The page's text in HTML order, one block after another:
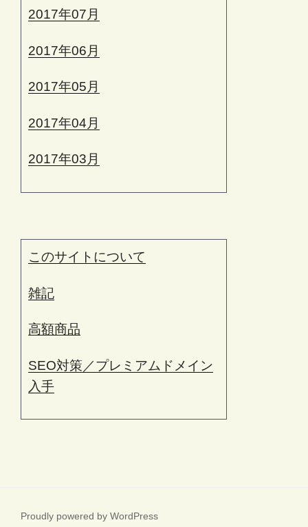
2017年07月
2017年06月
2017年05月
2017年04月
2017年03月
このサイトについて
雑記
高額商品
SEO対策／プレミアムドメイン
入手
Proudly powered by WordPress